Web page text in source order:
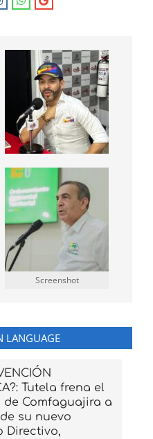
Screenshot
LANGUAGE
Tutela frena el
de Comfaguajira a
su nuevo
Directivo,